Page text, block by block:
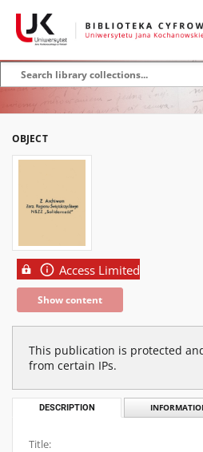
OBJECT
Access Limited
Show content
This publication is protected
from certain IPs.
DESCRIPTION
Title: